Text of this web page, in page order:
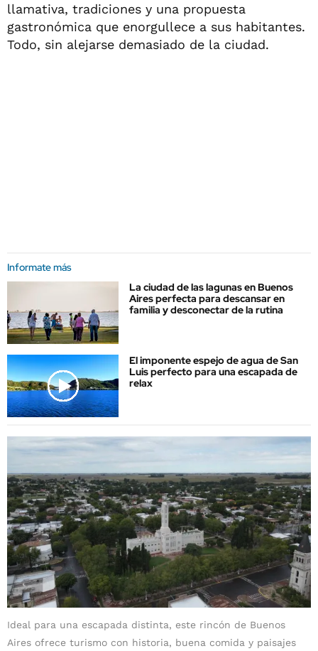
llamativa, tradiciones y una propuesta
gastronómica que enorgullece a sus habitantes.
Todo, sin alejarse demasiado de la ciudad.
Informate más
La ciudad de las lagunas en Buenos
Aires perfecta para descansar en
familia y desconectar de la rutina
El imponente espejo de agua de San
Luis perfecto para una escapada de
relax
Ideal para una escapada distinta, este rincón de Buenos
Aires ofrece turismo con historia, buena comida y paisajes